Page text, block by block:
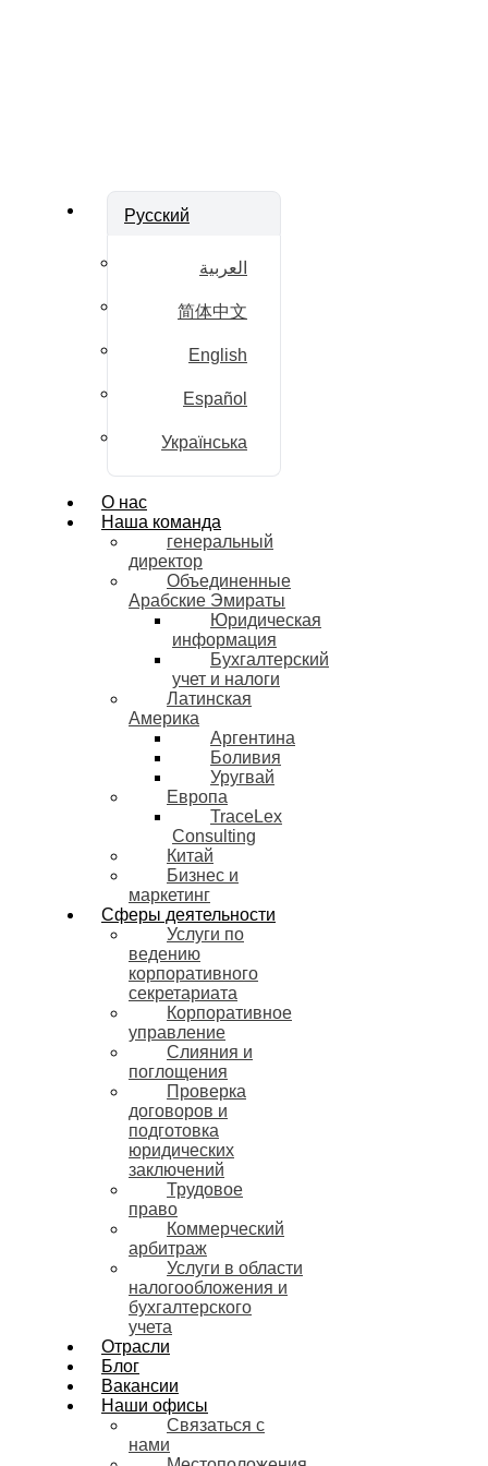
Русский
العربية
简体中文
English
Español
Українська
О нас
Наша команда
генеральный
директор
Объединенные
Арабские Эмираты
Юридическая
информация
Бухгалтерский
учет и налоги
Латинская
Америка
Аргентина
Боливия
Уругвай
Европа
TraceLex
Consulting
Китай
Бизнес и
маркетинг
Сферы деятельности
Услуги по
ведению
корпоративного
секретариата
Корпоративное
управление
Слияния и
поглощения
Проверка
договоров и
подготовка
юридических
заключений
Трудовое
право
Коммерческий
арбитраж
Услуги в области
налогообложения и
бухгалтерского
учета
Отрасли
Блог
Вакансии
Наши офисы
Связаться с
нами